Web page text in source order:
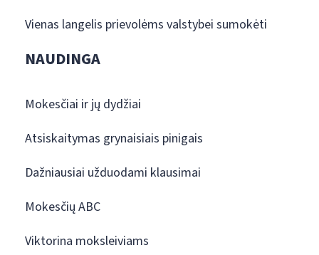
Vienas langelis prievolėms valstybei sumokėti
NAUDINGA
Mokesčiai ir jų dydžiai
Atsiskaitymas grynaisiais pinigais
Dažniausiai užduodami klausimai
Mokesčių ABC
Viktorina moksleiviams